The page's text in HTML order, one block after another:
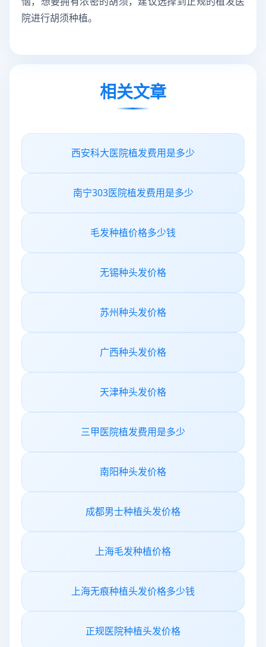
院进行胡须种植。
相关文章
西安科大医院植发费用是多少
南宁303医院植发费用是多少
毛发种植价格多少钱
无锡种头发价格
苏州种头发价格
广西种头发价格
天津种头发价格
三甲医院植发费用是多少
南阳种头发价格
成都男士种植头发价格
上海毛发种植价格
上海无痕种植头发价格多少钱
正规医院种植头发价格